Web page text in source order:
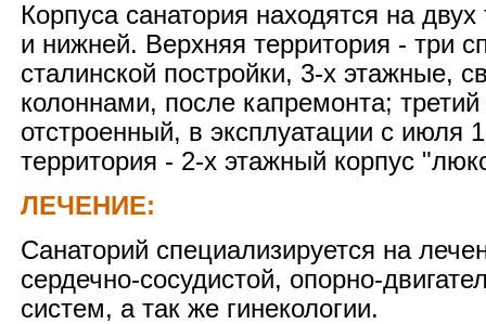
Корпуса санатория находятся на
и нижней. Верхняя территория - три
сталинской постройки, 3-х этажные,
колоннами, после капремонта;
отстроенный, в эксплуатации с июля
территория - 2-х этажный корпус
ЛЕЧЕНИЕ:
Санаторий специализируется на
сердечно-сосудистой, опорно-
систем, а так же гинекологии.